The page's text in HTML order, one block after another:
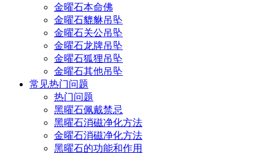
金曜石本命佛
金曜石貔貅吊坠
金曜石关公吊坠
金曜石龙牌吊坠
金曜石狐狸吊坠
金曜石其他吊坠
常见热门问题
热门问题
黑曜石佩戴禁忌
黑曜石消磁净化方法
金曜石消磁净化方法
黑曜石的功能和作用